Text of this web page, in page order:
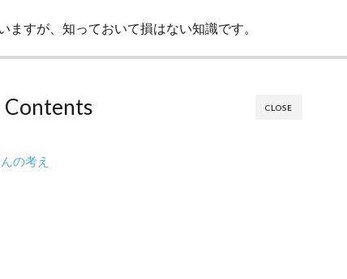
すが、知っておいて損はない知識です。
CLOSE
Contents
の考え